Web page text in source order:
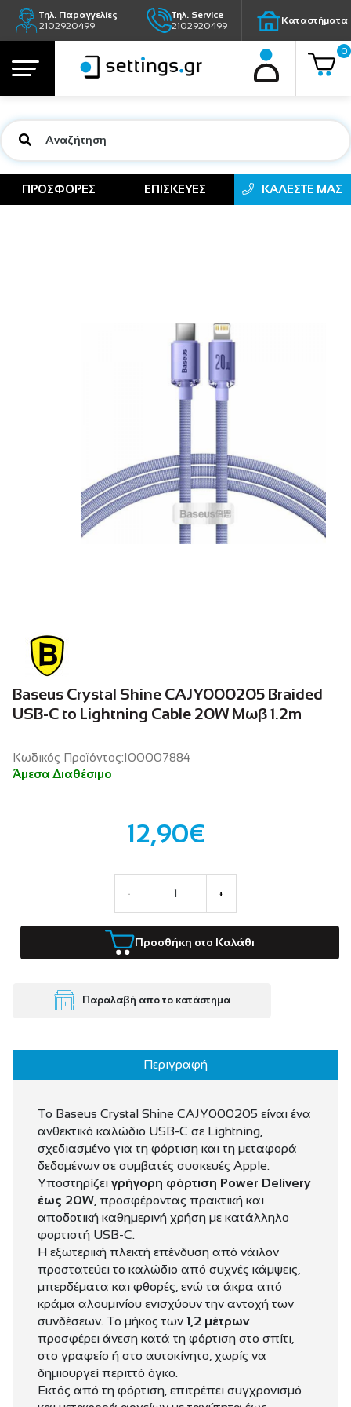
Τηλ. Παραγγελίες
2102920499
Τηλ. Service
2102920499
Καταστήματα
0
ΠΡΟΣΦΟΡΕΣ ΕΠΙΣΚΕΥΕΣ ΚΑΛΕΣΤΕ ΜΑΣ
Baseus Crystal Shine CAJY000205 Braided
USB-C to Lightning Cable 20W Μωβ 1.2m
Κωδικός Προϊόντος:I00007884
Άμεσα Διαθέσιμο
12,90€
- +
Προσθήκη στο Καλάθι
Παραλαβή απο το κατάστημα
Περιγραφή
Το Baseus Crystal Shine CAJY000205 είναι ένα
ανθεκτικό καλώδιο USB-C σε Lightning,
σχεδιασμένο για τη φόρτιση και τη μεταφορά
δεδομένων σε συμβατές συσκευές Apple.
Υποστηρίζει γρήγορη φόρτιση Power Delivery
έως 20W , προσφέροντας πρακτική και
αποδοτική καθημερινή χρήση με κατάλληλο
φορτιστή USB-C.
Η εξωτερική πλεκτή επένδυση από νάιλον
προστατεύει το καλώδιο από συχνές κάμψεις,
μπερδέματα και φθορές, ενώ τα άκρα από
κράμα αλουμινίου ενισχύουν την αντοχή των
συνδέσεων. Το μήκος των 1,2 μέτρων
προσφέρει άνεση κατά τη φόρτιση στο σπίτι,
στο γραφείο ή στο αυτοκίνητο, χωρίς να
δημιουργεί περιττό όγκο.
Εκτός από τη φόρτιση, επιτρέπει συγχρονισμό